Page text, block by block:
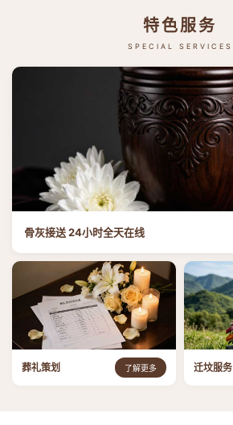
特色服务
SPECIAL SERVICES
骨灰接送 24小时全天在线
葬礼策划 了解更多 迁坟服务